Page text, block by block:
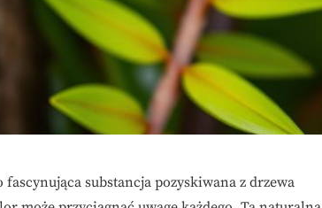
substancja pozyskiwana z drzewa